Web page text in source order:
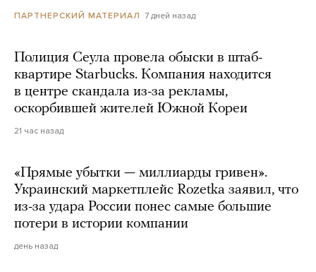
ПАРТНЕРСКИЙ МАТЕРИАЛ 7 дней назад
Полиция Сеула провела обыски в штаб-
квартире Starbucks. Компания находится
в центре скандала из-за рекламы,
оскорбившей жителей Южной Кореи
21 час назад
«Прямые убытки — миллиарды гривен».
Украинский маркетплейс Rozetka заявил, что
из-за удара России понес самые большие
потери в истории компании
день назад